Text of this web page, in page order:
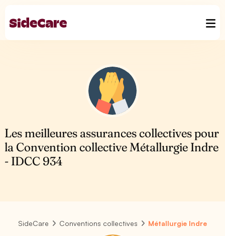
Les meilleures assurances collectives pour
la Convention collective Métallurgie Indre
- IDCC 934
SideCare Conventions collectives Métallurgie Indre